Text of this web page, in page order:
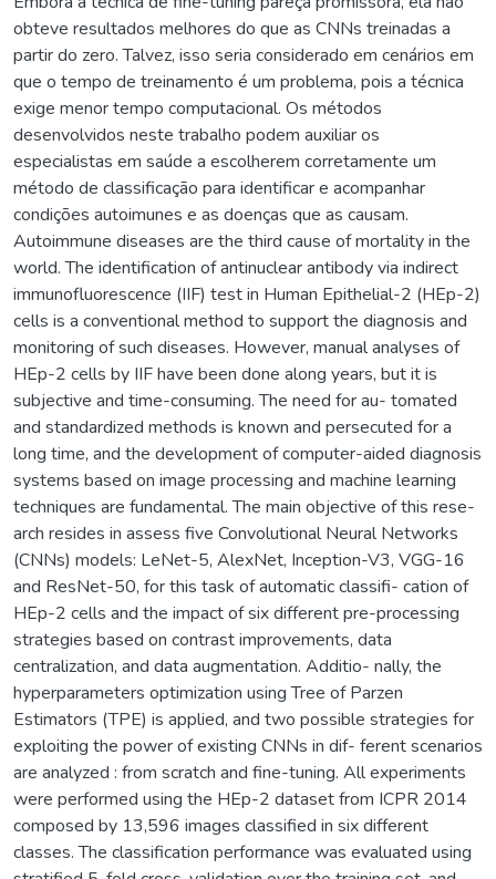
obteve resultados melhores do que as CNNs treinadas a
partir do zero. Talvez, isso seria considerado em cenários em
que o tempo de treinamento é um problema, pois a técnica
exige menor tempo computacional. Os métodos
desenvolvidos neste trabalho podem auxiliar os
especialistas em saúde a escolherem corretamente um
método de classificação para identificar e acompanhar
condições autoimunes e as doenças que as causam.
Autoimmune diseases are the third cause of mortality in the
world. The identification of antinuclear antibody via indirect
immunofluorescence (IIF) test in Human Epithelial-2 (HEp-2)
cells is a conventional method to support the diagnosis and
monitoring of such diseases. However, manual analyses of
HEp-2 cells by IIF have been done along years, but it is
subjective and time-consuming. The need for au- tomated
and standardized methods is known and persecuted for a
long time, and the development of computer-aided diagnosis
systems based on image processing and machine learning
techniques are fundamental. The main objective of this rese-
arch resides in assess five Convolutional Neural Networks
(CNNs) models: LeNet-5, AlexNet, Inception-V3, VGG-16
and ResNet-50, for this task of automatic classifi- cation of
HEp-2 cells and the impact of six different pre-processing
strategies based on contrast improvements, data
centralization, and data augmentation. Additio- nally, the
hyperparameters optimization using Tree of Parzen
Estimators (TPE) is applied, and two possible strategies for
exploiting the power of existing CNNs in dif- ferent scenarios
are analyzed : from scratch and fine-tuning. All experiments
were performed using the HEp-2 dataset from ICPR 2014
composed by 13,596 images classified in six different
classes. The classification performance was evaluated using